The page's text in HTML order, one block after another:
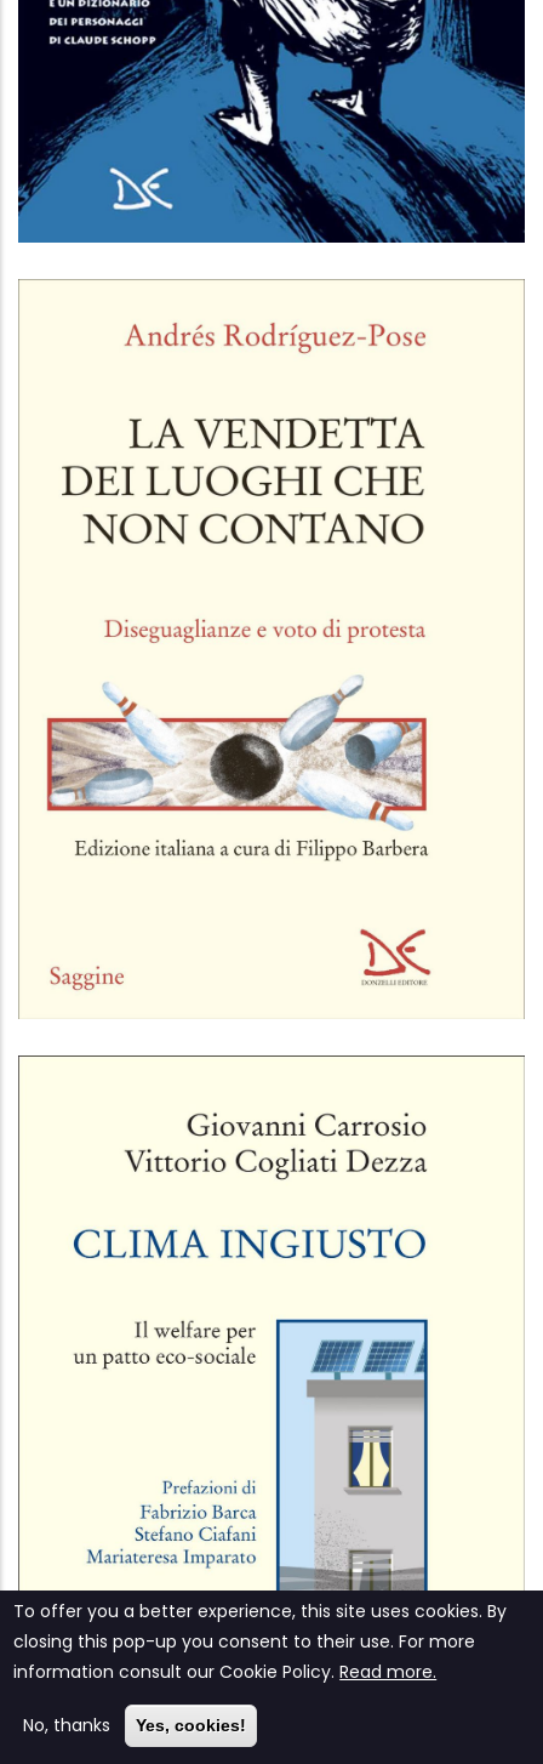
Il Conte di Montecristo
La vendetta dei luoghi che non contano
Clima ingiusto
To offer you a better experience, this site uses cookies. By
closing this pop-up you consent to their use. For more
information consult our ‎‎Cookie Policy‎‎.Read more.
No, thanks Yes, cookies!